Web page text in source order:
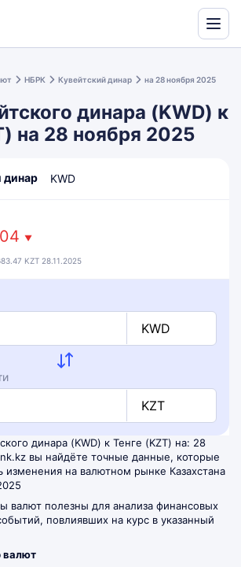
Translate
НБРК Кувейтский динар на 28 ноября 2025
динара (KWD) к
на 28 ноября 2025
динар KWD
▼
KZT 28.11.2025
KWD
KZT
динара (KWD) к Тенге (KZT) на: 28
вы найдёте точные данные, которые
изменения на валютном рынке Казахстана
валют полезны для анализа финансовых
повлиявших на курс в указанный
валют